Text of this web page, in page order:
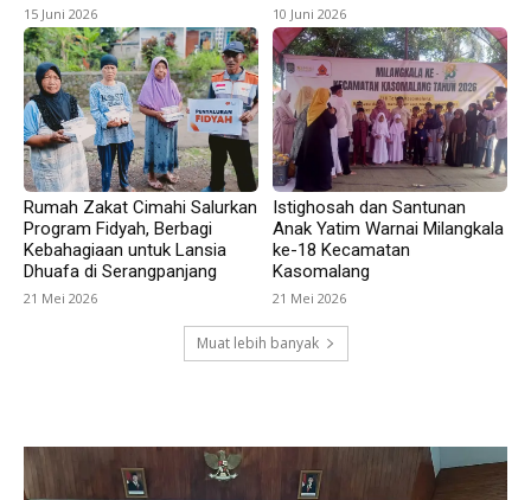
15 Juni 2026 10 Juni 2026
Rumah Zakat Cimahi Salurkan
Program Fidyah, Berbagi
Kebahagiaan untuk Lansia
Dhuafa di Serangpanjang
21 Mei 2026
Istighosah dan Santunan
Anak Yatim Warnai Milangkala
ke-18 Kecamatan
Kasomalang
21 Mei 2026
Muat lebih banyak